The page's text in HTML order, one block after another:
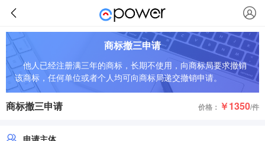
商标撤三申请
他人已经注册满三年的商标，长期不使用，向商标局要求撤销
该商标，任何单位或者个人均可向商标局递交撤销申请。
商标撤三申请 价格： ￥1350/件
申请主体